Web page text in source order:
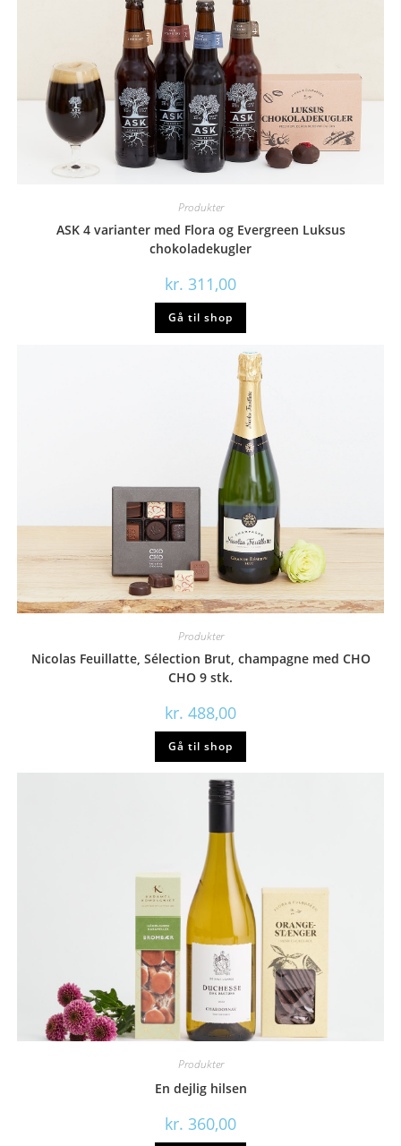
Produkter
ASK 4 varianter med Flora og Evergreen Luksus
chokoladekugler
kr. 311,00
Gå til shop
Produkter
Nicolas Feuillatte, Sélection Brut, champagne med CHO
CHO 9 stk.
kr. 488,00
Gå til shop
Produkter
En dejlig hilsen
kr. 360,00